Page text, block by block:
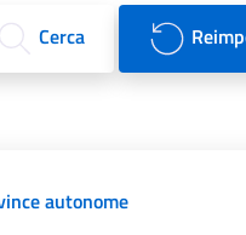
Cerca
autonome